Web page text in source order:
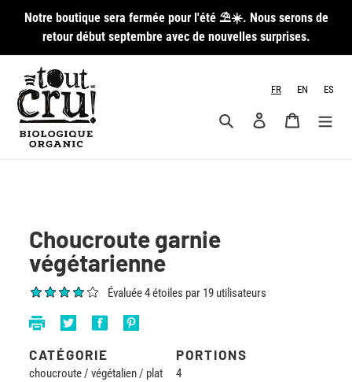
Passer
contenu
Notre boutique sera fermée pour l'été ⛱️☀️. Nous serons de
retour début septembre avec de nouvelles surprises.
FR EN ES
RechercherSe connecter
Panier
Choucroute garnie
végétarienne
Évaluée 4 étoiles par 19 utilisateurs
CATÉGORIE
choucroute / végétalien / plat
PORTIONS
4